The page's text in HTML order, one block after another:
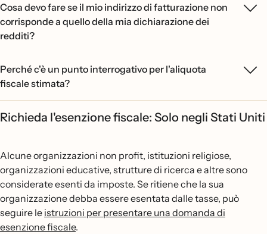
Cosa devo fare se il mio indirizzo di fatturazione non
corrisponde a quello della mia dichiarazione dei
redditi?
Perché c'è un punto interrogativo per l'aliquota
fiscale stimata?
Richieda l'esenzione fiscale: Solo negli Stati Uniti
Alcune organizzazioni non profit, istituzioni religiose,
organizzazioni educative, strutture di ricerca e altre sono
considerate esenti da imposte. Se ritiene che la sua
organizzazione debba essere esentata dalle tasse, può
seguire le istruzioni per presentare una domanda di
esenzione fiscale.